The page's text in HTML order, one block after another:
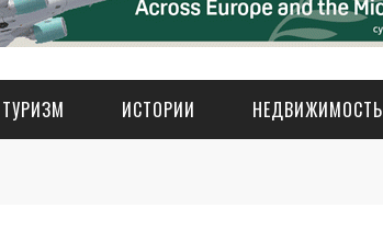
ТУРИЗМ ИСТОРИИ НЕДВИЖИМОСТЬ